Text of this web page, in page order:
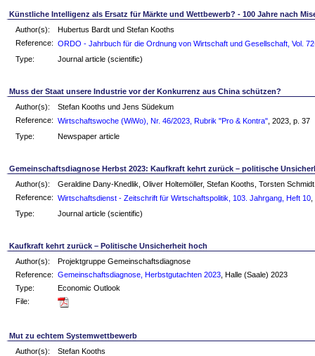
Künstliche Intelligenz als Ersatz für Märkte und Wettbewerb? - 100 Jahre nach
Author(s):
Hubertus Bardt und Stefan Kooths
Reference:
ORDO - Jahrbuch für die Ordnung von Wirtschaft und Gesellschaft, Vol.
Type:
Journal article (scientific)
Muss der Staat unsere Industrie vor der Konkurrenz aus China schützen?
Author(s):
Stefan Kooths und Jens Südekum
Reference:
Wirtschaftswoche (WiWo), Nr. 46/2023, Rubrik "Pro & Kontra" , 2023, p. 37
Type:
Newspaper article
Gemeinschaftsdiagnose Herbst 2023: Kaufkraft kehrt zurück – politische
Author(s):
Geraldine Dany-Knedlik, Oliver Holtemöller, Stefan Kooths, Torsten
Reference:
Wirtschaftsdienst - Zeitschrift für Wirtschaftspolitik, 103. Jahrgang, Heft 10
Type:
Journal article (scientific)
Kaufkraft kehrt zurück – Politische Unsicherheit hoch
Author(s):
Projektgruppe Gemeinschaftsdiagnose
Reference:
Gemeinschaftsdiagnose, Herbstgutachten 2023 , Halle (Saale) 2023
Type:
Economic Outlook
File:
Mut zu echtem Systemwettbewerb
Author(s):
Stefan Kooths